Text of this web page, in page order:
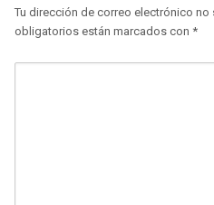
Tu dirección de correo electrónico no
obligatorios están marcados con *